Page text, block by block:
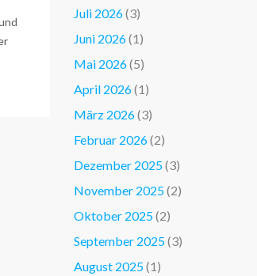
Juli 2026(3)
Juni 2026(1)
Mai 2026(5)
April 2026(1)
März 2026(3)
Februar 2026(2)
Dezember 2025(3)
November 2025(2)
Oktober 2025(2)
September 2025(3)
August 2025(1)